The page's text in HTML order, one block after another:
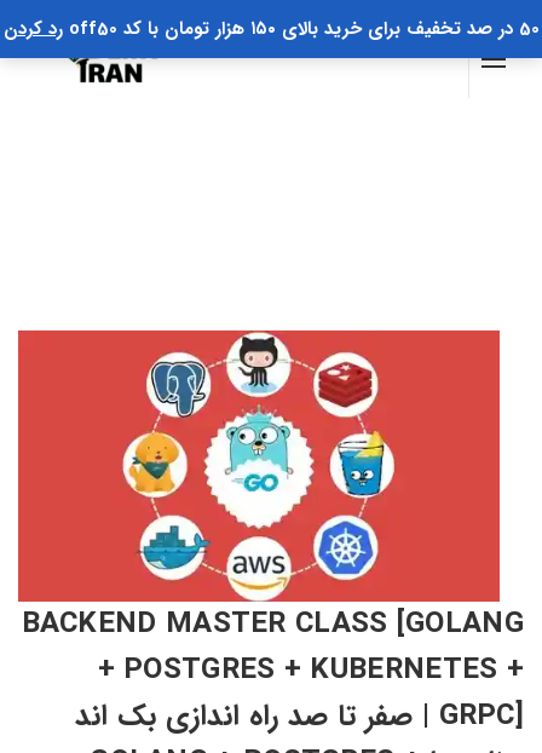
50 در صد تخفیف برای خرید بالای ۱۵۰ هزار تومان با کد off50 رد کردن
BACKEND MASTER CLASS [GOLANG
+ POSTGRES + KUBERNETES +
GRPC] | صفر تا صد راه اندازی بک اند